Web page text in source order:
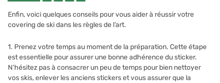
Enfin, voici quelques conseils pour vous aider à réussir votre
covering de ski dans les règles de l’art.
1. Prenez votre temps au moment de la préparation. Cette étape
est essentielle pour assurer une bonne adhérence du sticker.
N’hésitez pas à consacrer un peu de temps pour bien nettoyer
vos skis, enlever les anciens stickers et vous assurer que la